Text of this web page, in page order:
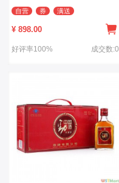
自营 券 满送
¥ 898.00
好评率100% 成交数:0